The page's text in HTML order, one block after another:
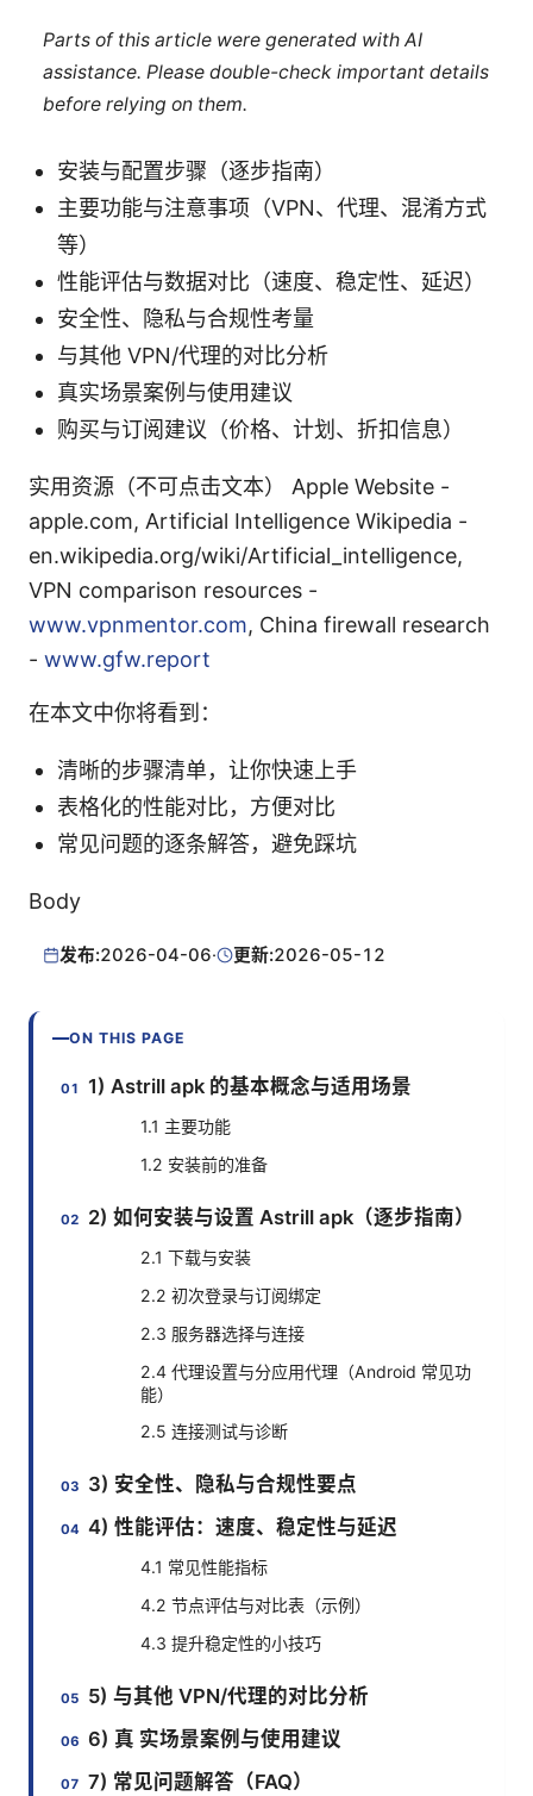
Parts of this article were generated with AI
assistance. Please double-check important details
before relying on them.
安装与配置步骤（逐步指南）
主要功能与注意事项（VPN、代理、混淆方式
等）
性能评估与数据对比（速度、稳定性、延迟）
安全性、隐私与合规性考量
与其他 VPN/代理的对比分析
真实场景案例与使用建议
购买与订阅建议（价格、计划、折扣信息）
实用资源（不可点击文本） Apple Website -
apple.com, Artificial Intelligence Wikipedia -
en.wikipedia.org/wiki/Artificial_intelligence,
VPN comparison resources -
www.vpnmentor.com, China firewall research
- www.gfw.report
在本文中你将看到：
清晰的步骤清单，让你快速上手
表格化的性能对比，方便对比
常见问题的逐条解答，避免踩坑
Body
发布:2026-04-06· 更新:2026-05-12
ON THIS PAGE
1) Astrill apk 的基本概念与适用场景
1.1 主要功能
1.2 安装前的准备
2) 如何安装与设置 Astrill apk（逐步指南）
2.1 下载与安装
2.2 初次登录与订阅绑定
2.3 服务器选择与连接
2.4 代理设置与分应用代理（Android 常见功
能）
2.5 连接测试与诊断
3) 安全性、隐私与合规性要点
4) 性能评估：速度、稳定性与延迟
4.1 常见性能指标
4.2 节点评估与对比表（示例）
4.3 提升稳定性的小技巧
5) 与其他 VPN/代理的对比分析
6) 真 实场景案例与使用建议
7) 常见问题解答（FAQ）